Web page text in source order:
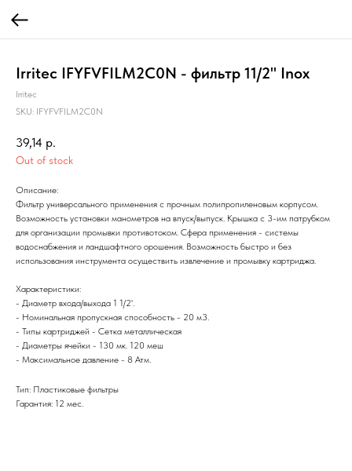
Irritec IFYFVFILM2C0N - фильтр 11/2" Inox
Irritec
SKU: IFYFVFILM2C0N
39,14 р.
Out of stock
Описание:
Фильтр универсального применения с прочным полипропиленовым корпусом.
Возможность установки манометров на впуск/выпуск. Крышка с 3-им патрубком
для организации промывки противотоком. Сфера применения - системы
водоснабжения и ландшафтного орошения. Возможность быстро и без
использования инструмента осуществить извлечение и промывку картриджа.
Характеристики:
- Диаметр входа/выхода 1 1/2'.
- Номинальная пропускная способность - 20 м3.
- Типы картриджей - Сетка металлическая
- Диаметры ячейки - 130 мк. 120 меш
- Максимальное давление - 8 Атм.
Тип: Пластиковые фильтры
Гарантия: 12 мес.